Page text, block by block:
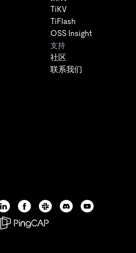
TiKV
TiFlash
OSS Insight
支持
社区
联系我们